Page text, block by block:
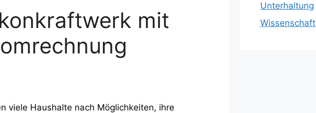
mit
viele Haushalte nach Möglichkeiten, ihre
Unterhaltung
Wissenschaft